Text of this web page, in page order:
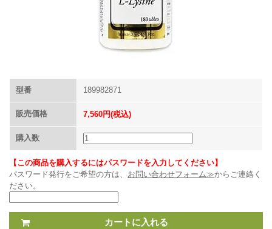
型番 189982871
販売価格 7,560円(税込)
購入数
【この商品を購入するにはパスワードを入力してください】
パスワード発行をご希望の方は、 お問い合わせフォーム≫からご連絡く
ださい。